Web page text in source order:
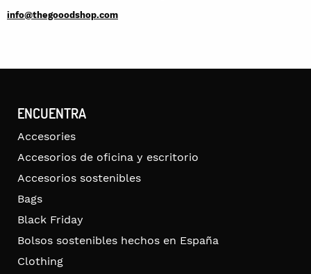
info@thegooodshop.com
ENCUENTRA
Accesories
Accesorios de oficina y escritorio
Accesorios sostenibles
Bags
Black Friday
Bolsos sostenibles hechos en España
Clothing